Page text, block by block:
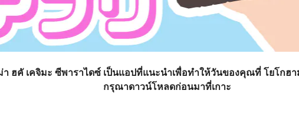
า ฮคั เคจิมะ ซีพาราไดซ์ เป็นแอปที่แนะนำเพื่อทำให้วันของคุณที่ โยโกฮ
กรุณาดาวน์โหลดก่อนมาที่เกาะ